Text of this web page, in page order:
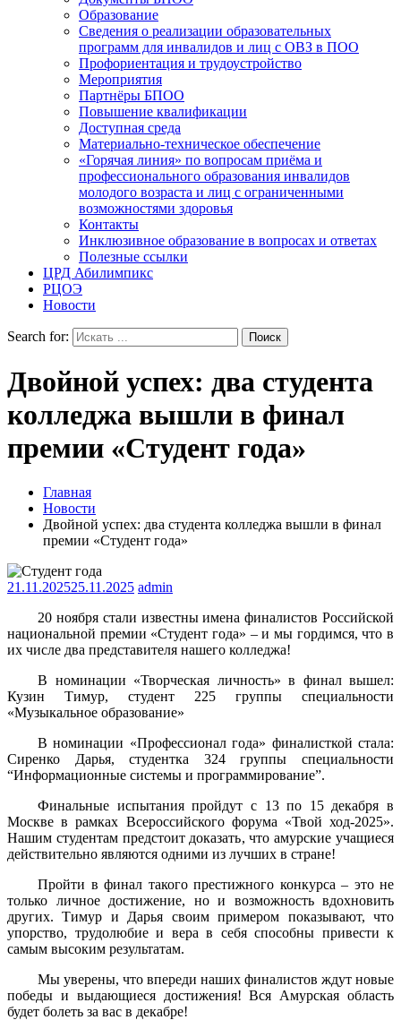
Образование
Сведения о реализации образовательных
программ для инвалидов и лиц с ОВЗ в ПОО
Профориентация и трудоустройство
Мероприятия
Партнёры БПОО
Повышение квалификации
Доступная среда
Материально-техническое обеспечение
«Горячая линия» по вопросам приёма и
профессионального образования инвалидов
молодого возраста и лиц с ограниченными
возможностями здоровья
Контакты
Инклюзивное образование в вопросах и ответах
Полезные ссылки
ЦРД Абилимпикс
РЦОЭ
Новости
Search for:
Двойной успех: два студента
колледжа вышли в финал
премии «Студент года»
Главная
Новости
Двойной успех: два студента колледжа вышли в финал
премии «Студент года»
21.11.202525.11.2025 admin
20 ноября стали известны имена финалистов Российской
национальной премии «Студент года» – и мы гордимся, что в
их числе два представителя нашего колледжа!
В номинации «Творческая личность» в финал вышел:
Кузин Тимур, студент 225 группы специальности
«Музыкальное образование»
В номинации «Профессионал года» финалисткой стала:
Сиренко Дарья, студентка 324 группы специальности
“Информационные системы и программирование”.
Финальные испытания пройдут с 13 по 15 декабря в
Москве в рамках Всероссийского форума «Твой ход-2025».
Нашим студентам предстоит доказать, что амурские учащиеся
действительно являются одними из лучших в стране!
Пройти в финал такого престижного конкурса – это не
только личное достижение, но и возможность вдохновить
других. Тимур и Дарья своим примером показывают, что
упорство, трудолюбие и вера в себя способны привести к
самым высоким результатам.
Мы уверены, что впереди наших финалистов ждут новые
победы и выдающиеся достижения! Вся Амурская область
будет болеть за вас в декабре!